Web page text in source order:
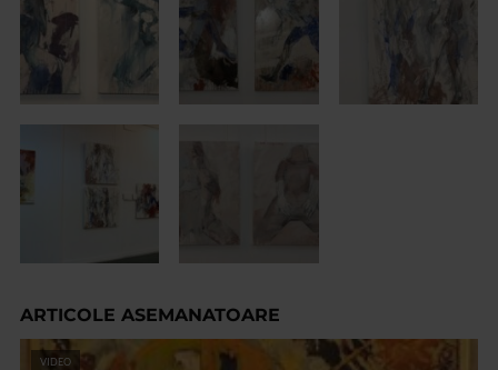
ARTICOLE ASEMANATOARE
VIDEO